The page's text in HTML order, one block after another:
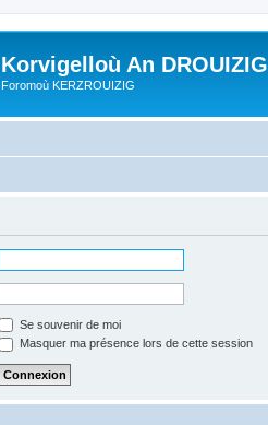
Korvigelloù An DROUIZIG
Foromoù KERZROUIZIG
Se souvenir de moi
Masquer ma présence lors de cette session